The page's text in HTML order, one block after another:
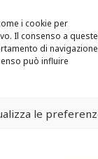
i cookie per
Il consenso a queste
di
può influire
le
parlando
Filippo
dei Fiori.
Novaro e...
LEGGI ALTRO...